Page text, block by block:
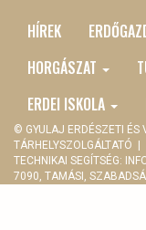
MAIN
MENU
HÍREK
HORGÁSZAT
ERDEI ISKOLA
© GYULAJ ERDÉSZETI ÉS
TÁRHELYSZOLGÁLTATÓ
TECHNIKAI SEGÍTSÉG:
7090, TAMÁSI,